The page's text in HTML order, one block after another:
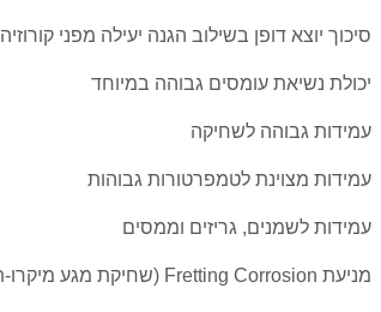
סיכוך יוצא דופן בשילוב הגנה יעילה מפני קורוזיה
יכולת נשיאת עומסים גבוהה במיוחד
עמידות גבוהה לשחיקה
עמידות מצוינת לטמפרטורות גבוהות
עמידות לשמנים, גריזים וממסים
מניעת Fretting Corrosion (שחיקת מגע מיקרו-תנועתי)